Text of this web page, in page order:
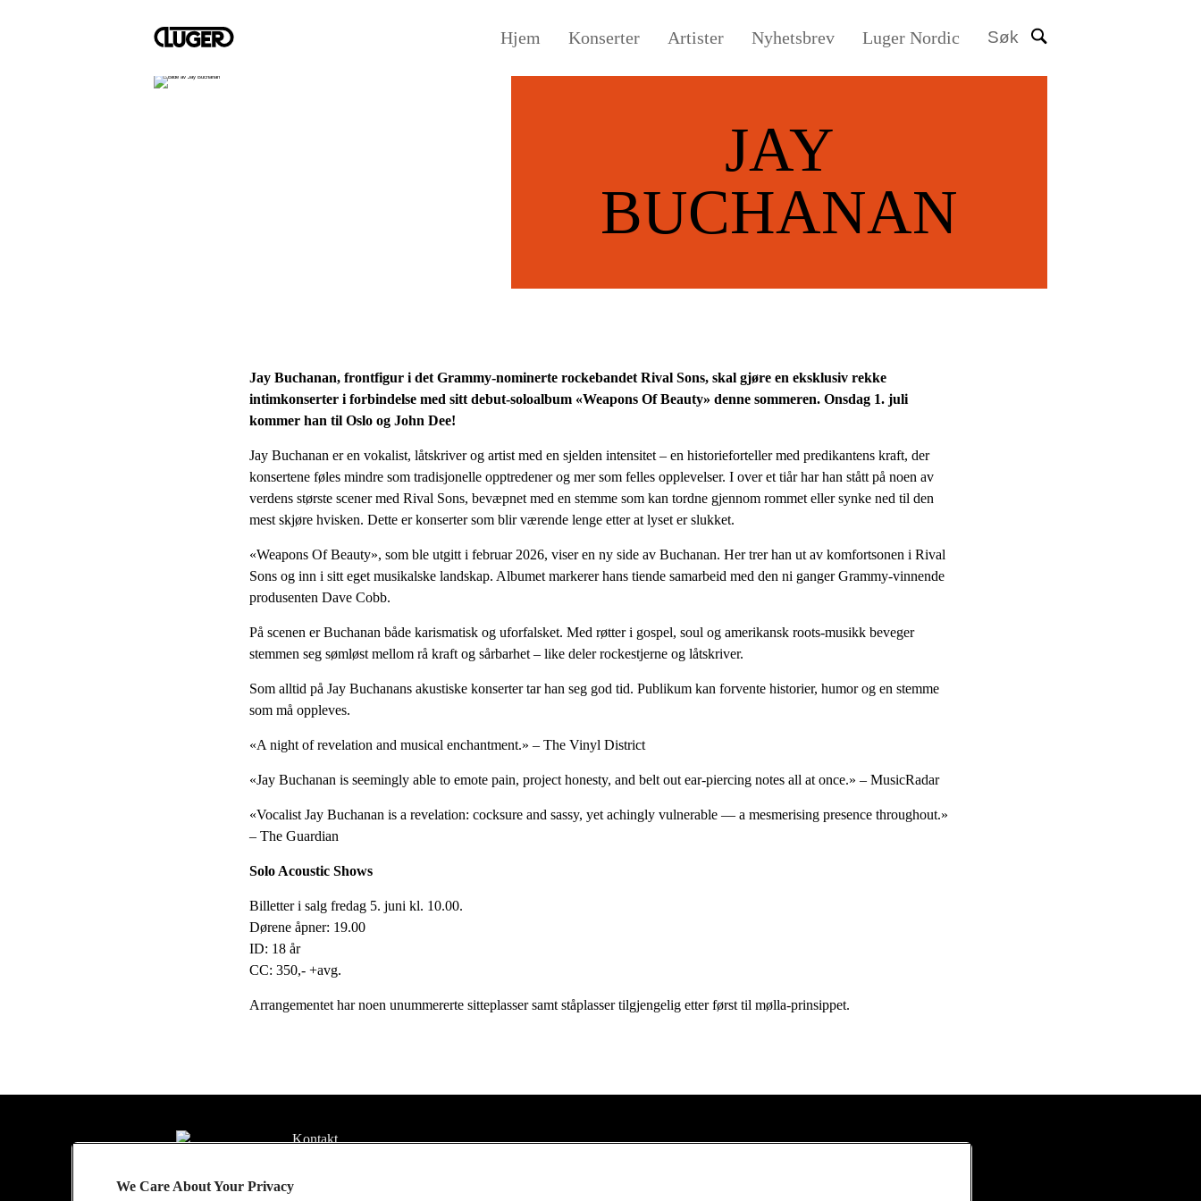
Hjem Konserter Artister Nyhetsbrev Luger Nordic Søk
JAY
BUCHANAN
Jay Buchanan, frontfigur i det Grammy-nominerte rockebandet Rival Sons, skal gjøre en eksklusiv rekke
intimkonserter i forbindelse med sitt debut-soloalbum «Weapons Of Beauty» denne sommeren. Onsdag 1. juli
kommer han til Oslo og John Dee!
Jay Buchanan er en vokalist, låtskriver og artist med en sjelden intensitet – en historieforteller med predikantens kraft, der
konsertene føles mindre som tradisjonelle opptredener og mer som felles opplevelser. I over et tiår har han stått på noen av
verdens største scener med Rival Sons, bevæpnet med en stemme som kan tordne gjennom rommet eller synke ned til den
mest skjøre hvisken. Dette er konserter som blir værende lenge etter at lyset er slukket.
«Weapons Of Beauty», som ble utgitt i februar 2026, viser en ny side av Buchanan. Her trer han ut av komfortsonen i Rival
Sons og inn i sitt eget musikalske landskap. Albumet markerer hans tiende samarbeid med den ni ganger Grammy-vinnende
produsenten Dave Cobb.
På scenen er Buchanan både karismatisk og uforfalsket. Med røtter i gospel, soul og amerikansk roots-musikk beveger
stemmen seg sømløst mellom rå kraft og sårbarhet – like deler rockestjerne og låtskriver.
Som alltid på Jay Buchanans akustiske konserter tar han seg god tid. Publikum kan forvente historier, humor og en stemme
som må oppleves.
«A night of revelation and musical enchantment.» – The Vinyl District
«Jay Buchanan is seemingly able to emote pain, project honesty, and belt out ear-piercing notes all at once.» – MusicRadar
«Vocalist Jay Buchanan is a revelation: cocksure and sassy, yet achingly vulnerable — a mesmerising presence throughout.»
– The Guardian
Solo Acoustic Shows
Billetter i salg fredag 5. juni kl. 10.00.
Dørene åpner: 19.00
ID: 18 år
CC: 350,- +avg.
Arrangementet har noen unummererte sitteplasser samt ståplasser tilgjengelig etter først til mølla-prinsippet.
Kontakt
We Care About Your Privacy